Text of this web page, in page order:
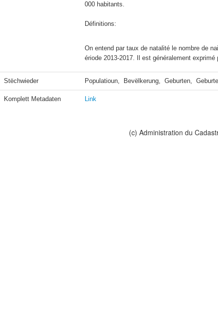
000 habitants.
Définitions:
On entend par taux de natalité le nombre de
ériode 2013-2017. Il est généralement
Stëchwieder Populatioun,  Bevëlkerung,  Geburten,
Komplett Metadaten Link
(c) Administration du